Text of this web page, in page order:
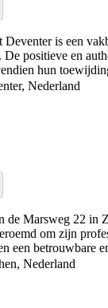
is een
positieve en
hun
Nederland
de Marsweg 22 in
om zijn
een betrouwbare
Nederland